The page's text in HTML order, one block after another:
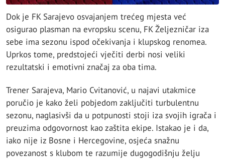
Dok je FK Sarajevo osvajanjem trećeg mjesta već
osigurao plasman na evropsku scenu, FK Željezničar iza
sebe ima sezonu ispod očekivanja i klupskog renomea.
Uprkos tome, predstojeći vječiti derbi nosi veliki
rezultatski i emotivni značaj za oba tima.
Trener Sarajeva, Mario Cvitanović, u najavi utakmice
poručio je kako želi pobjedom zaključiti turbulentnu
sezonu, naglasivši da u potpunosti stoji iza svojih igrača i
preuzima odgovornost kao zaštita ekipe. Istakao je i da,
iako nije iz Bosne i Hercegovine, osjeća snažnu
povezanost s klubom te razumije dugogodišnju želju